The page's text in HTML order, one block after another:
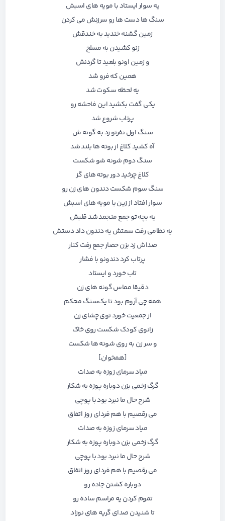
یه سوار ایستاد با مویه های اسبش
سنگ ها دست ها رو‌ سرزنش می کردن
زمین گشنه خندید به خندقش
زنو ‌کشیدن به مسلخ
و زمین اونو بلعید تا گردنش
همین که فرو شد
یه لحظه سکوت شد
یکی گفت بکشید این فاحشه رو
پرتاب شروع شد
سنگ اول نفرتو زد به گونه ش
آه کشید کلاغ از بوته ها بلند شد
سنگ دوم شونه شو شکست
کلاغ چرخید دور بوته های گز
سنگ سوم شکست دندون های زن رو
سوار افتاد از زین با مویه های اسبش
یه بچه تو جمع منجمد شد قلبش
یه نظامی رفت سمتش یه دندون داد دستش
صداش زد بزنحصارجمع رفت کنار
پرتاب کرد دندونو ‌با فشار
تاب خورد و ایستاد
دقیقا مماس گونه های زن
همه چی آروم بود تا یک‌سنگ محکم
از جمعیت خورد توی چشای زن
زانوی کودک شکست روی خاک
و سر زن به روی شونه ها شکست
[همخوان]
میاد سرمایزوزهبه صدات
گرگ زخمی بزن دوباره پوزه به شکار
شرح حال ما نبرد بود با پوچی
می رقصیم با هم فردای روز اتفاق
میاد سرمای زوزه به صدات
گرگ زخمی بزن دوباره پوزه به شکار
شرح حال ما نبرد بود با پوچی
می رقصیم با هم فردای روز اتفاق
دوباره کشتن جاده رو
تموم کردن یه مراسم ساده رو
تا شنیدن صدای گریه های نوزاد